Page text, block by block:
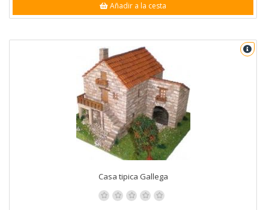
Añadir a la cesta
Casa tipica Gallega